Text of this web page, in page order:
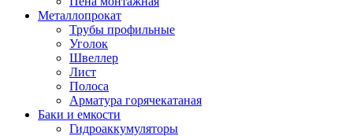
Металлопрокат
Трубы профильные
Уголок
Швеллер
Лист
Полоса
Арматура горячекатаная
Баки и емкости
Гидроаккумуляторы